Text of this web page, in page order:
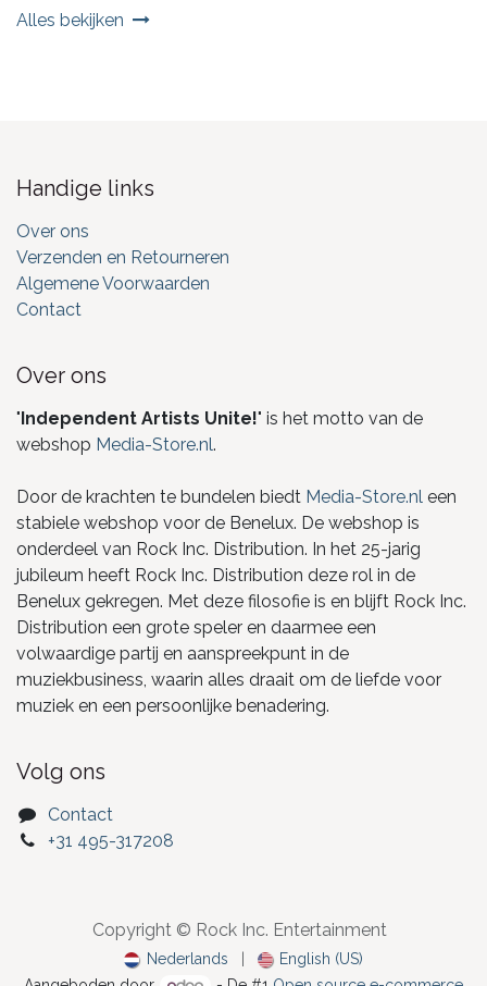
Alles bekijken
Handige links
Over ons
Verzenden en Retourneren
Algemene Voorwaarden
Contact
Over ons
"Independent Artists Unite!" is het motto van de
webshop Media-Store.nl.
Door de krachten te bundelen biedt Media-Store.nl een
stabiele webshop voor de Benelux. De webshop is
onderdeel van Rock Inc. Distribution. In het 25-jarig
jubileum heeft Rock Inc. Distribution deze rol in de
Benelux gekregen. Met deze filosofie is en blijft Rock Inc.
Distribution een grote speler en daarmee een
volwaardige partij en aanspreekpunt in de
muziekbusiness, waarin alles draait om de liefde voor
muziek en een persoonlijke benadering.
Volg ons
Contact
+31 495-317208
Copyright © Rock Inc. Entertainment
Nederlands
English (US)